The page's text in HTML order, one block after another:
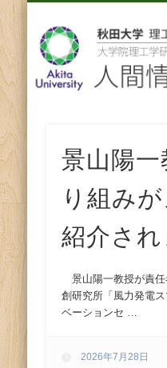
景山陽
り組み
紹介され
景山陽一教授が責
創研究所「風力発電
ベーションセ …
2026年7月28日